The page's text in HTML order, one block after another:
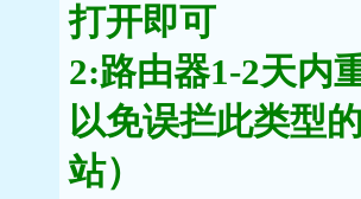
打开即可
2:路由器1-2天内
以免误拦此类型
站）